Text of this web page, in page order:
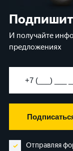
И получайте
предложениях
Отправляя